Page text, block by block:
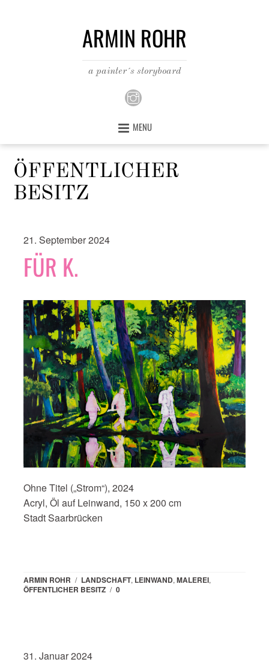
ARMIN ROHR
a painter´s storyboard
MENU
ÖFFENTLICHER
BESITZ
21. September 2024
FÜR K.
Ohne Titel („Strom“), 2024
Acryl, Öl auf Leinwand, 150 x 200 cm
Stadt Saarbrücken
ARMIN ROHR / LANDSCHAFT, LEINWAND, MALEREI,
ÖFFENTLICHER BESITZ / 0
31. Januar 2024